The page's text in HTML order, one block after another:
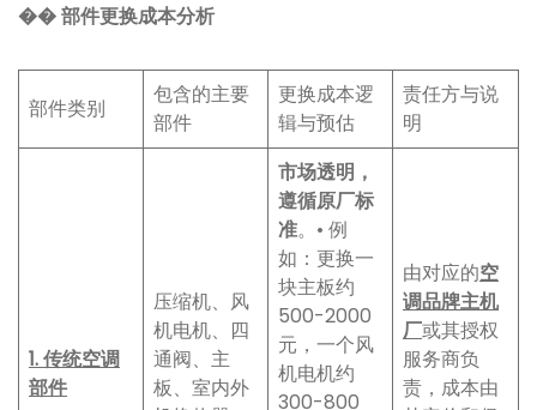
2
日
�� 部件更换成本分析
部件类别
包含的主要
部件
更换成本逻
辑与预估
责任方与说
明
1. 传统空调
部件
压缩机、风
机电机、四
通阀、主
板、室内外
市场透明，
遵循原厂标
准。• 例
如：更换一
块主板约
500-2000
元，一个风
机电机约
300-800
由对应的空
调品牌主机
厂或其授权
服务商负
责，成本由